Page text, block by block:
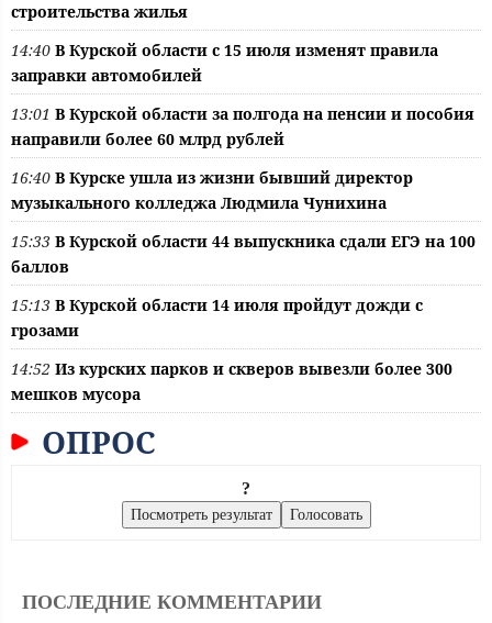
строительства жилья
14:40 В Курской области с 15 июля изменят правила
заправки автомобилей
13:01 В Курской области за полгода на пенсии и пособия
направили более 60 млрд рублей
16:40 В Курске ушла из жизни бывший директор
музыкального колледжа Людмила Чунихина
15:33 В Курской области 44 выпускника сдали ЕГЭ на 100
баллов
15:13 В Курской области 14 июля пройдут дожди с
грозами
14:52 Из курских парков и скверов вывезли более 300
мешков мусора
ОПРОС
?
ПОСЛЕДНИЕ КОММЕНТАРИИ